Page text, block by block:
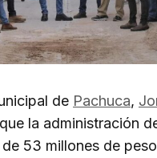
de Pachuca,
la administración
53 millones de